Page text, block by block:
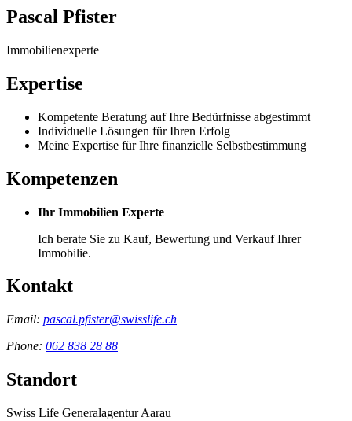
Pascal Pfister
Immobilienexperte
Expertise
Kompetente Beratung auf Ihre Bedürfnisse abgestimmt
Individuelle Lösungen für Ihren Erfolg
Meine Expertise für Ihre finanzielle Selbstbestimmung
Kompetenzen
Ihr Immobilien Experte
Ich berate Sie zu Kauf, Bewertung und Verkauf Ihrer
Immobilie.
Kontakt
Email: pascal.pfister@swisslife.ch
Phone: 062 838 28 88
Standort
Swiss Life Generalagentur Aarau